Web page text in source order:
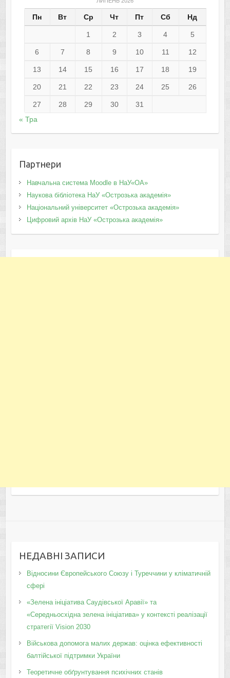
Пн Вт Ср Чт Пт Сб Нд
1 2 3 4 5
6 7 8 9 10 11 12
13 14 15 16 17 18 19
20 21 22 23 24 25 26
27 28 29 30
31
« Тра
Партнери
Навчальна система Moodle в НаУ«ОА»
Наукова бібліотека НаУ «Острозька академія»
Національний університет «Острозька академія»
Цифровий архів НаУ «Острозька академія»
НЕДАВНІ ЗАПИСИ
Відносини Європейського Союзу і Туреччини у кліматичній
сфері
«Зелена ініціатива Саудівської Аравії» та
«Середньосхідна зелена ініціатива» у контексті реалізації
стратегії Vision 2030
Військова допомога малих держав: оцінка ефективності
балтійської підтримки України
Теоретичне обґрунтування психічних станів